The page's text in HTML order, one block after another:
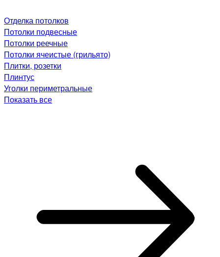
Отделка потолков
Потолки подвесные
Потолки реечные
Потолки ячеистые (грильято)
Плитки, розетки
Плинтус
Уголки периметральные
Показать все